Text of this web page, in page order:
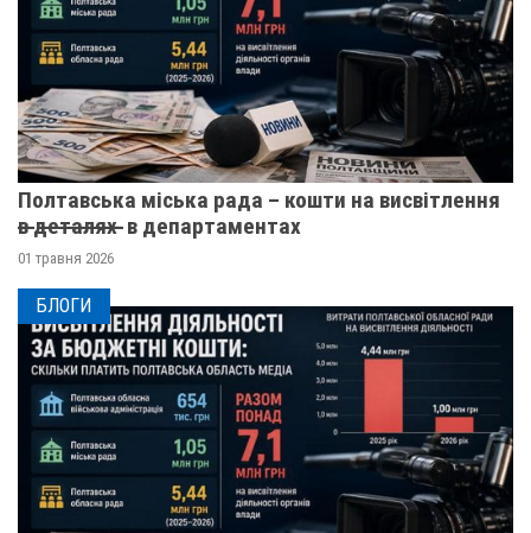
Полтавська міська рада – кошти на висвітлення
в̶ ̶д̶е̶т̶а̶л̶я̶х̶ ̶ в департаментах
01 травня 2026
БЛОГИ